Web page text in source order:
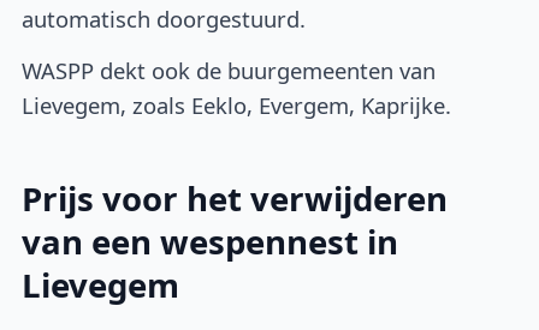
automatisch doorgestuurd.
WASPP dekt ook de buurgemeenten van
Lievegem, zoals Eeklo, Evergem, Kaprijke.
Prijs voor het verwijderen
van een wespennest in
Lievegem